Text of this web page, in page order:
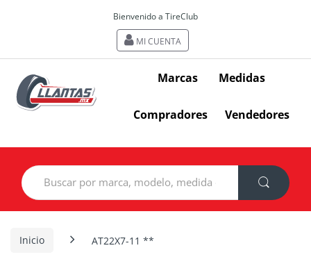
Bienvenido a TireClub
MI CUENTA
Marcas Medidas
Compradores Vendedores
Search
for:
Inicio AT22X7-11 **